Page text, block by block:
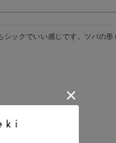
シックでいい感じです。ツバの